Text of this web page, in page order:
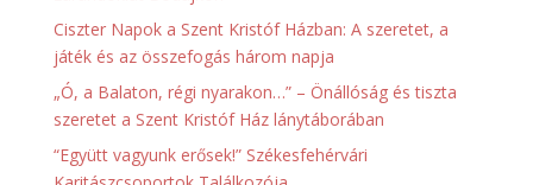
Ciszter Napok a Szent Kristóf Házban: A szeretet, a
játék és az összefogás három napja
„Ó, a Balaton, régi nyarakon…” – Önállóság és tiszta
szeretet a Szent Kristóf Ház lánytáborában
“Együtt vagyunk erősek!” Székesfehérvári